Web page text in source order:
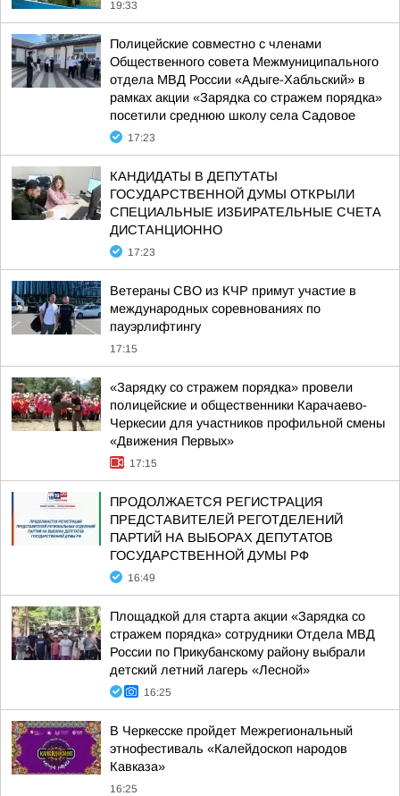
19:33
Полицейские совместно с членами
Общественного совета Межмуниципального
отдела МВД России «Адыге-Хабльский» в
рамках акции «Зарядка со стражем порядка»
посетили среднюю школу села Садовое
17:23
КАНДИДАТЫ В ДЕПУТАТЫ
ГОСУДАРСТВЕННОЙ ДУМЫ ОТКРЫЛИ
СПЕЦИАЛЬНЫЕ ИЗБИРАТЕЛЬНЫЕ СЧЕТА
ДИСТАНЦИОННО
17:23
Ветераны СВО из КЧР примут участие в
международных соревнованиях по
пауэрлифтингу
17:15
«Зарядку со стражем порядка» провели
полицейские и общественники Карачаево-
Черкесии для участников профильной смены
«Движения Первых»
17:15
ПРОДОЛЖАЕТСЯ РЕГИСТРАЦИЯ
ПРЕДСТАВИТЕЛЕЙ РЕГОТДЕЛЕНИЙ
ПАРТИЙ НА ВЫБОРАХ ДЕПУТАТОВ
ГОСУДАРСТВЕННОЙ ДУМЫ РФ
16:49
Площадкой для старта акции «Зарядка со
стражем порядка» сотрудники Отдела МВД
России по Прикубанскому району выбрали
детский летний лагерь «Лесной»
16:25
В Черкесске пройдет Межрегиональный
этнофестиваль «Калейдоскоп народов
Кавказа»
16:25